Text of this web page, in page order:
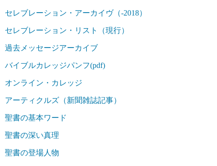
セレブレーション・アーカイヴ（-2018）
セレブレーション・リスト（現行）
過去メッセージアーカイブ
バイブルカレッジパンフ(pdf)
オンライン・カレッジ
アーティクルズ（新聞雑誌記事）
聖書の基本ワード
聖書の深い真理
聖書の登場人物